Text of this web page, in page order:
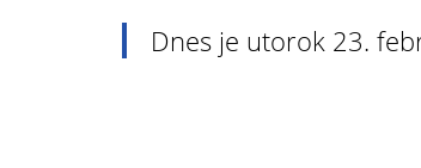
Dnes je utorok 23.